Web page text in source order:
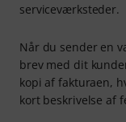
serviceværksteder.
Når du sender en
brev med dit
kopi af fakturaen,
kort beskrivelse af